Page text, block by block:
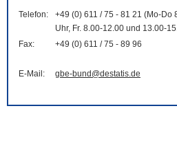
Telefon:
+49 (0) 611 / 75 - 81 21 (Mo-
Uhr, Fr. 8.00-12.00 und 13.00-
Fax:
+49 (0) 611 / 75 - 89 96
E-Mail: gbe-bund@destatis.de